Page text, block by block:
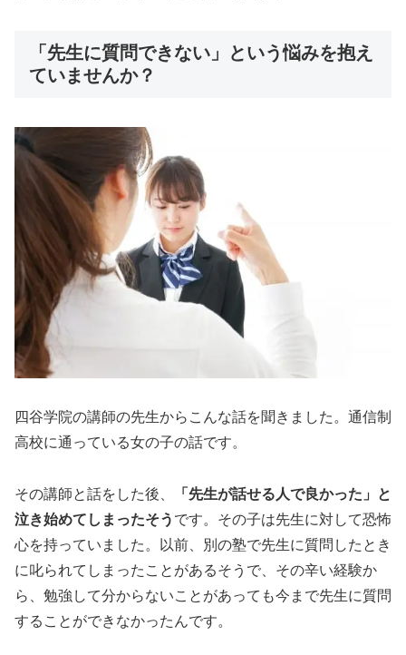
「先生に質問できない」という悩みを抱え
ていませんか？
四谷学院の講師の先生からこんな話を聞きました。通信制
高校に通っている女の子の話です。
その講師と話をした後、
「先生が話せる人で良かった」と
泣き始めてしまったそう です。その子は先生に対して恐怖
心を持っていました。以前、別の塾で先生に質問したとき
に叱られてしまったことがあるそうで、その辛い経験か
ら、勉強して分からないことがあっても今まで先生に質問
することができなかったんです。